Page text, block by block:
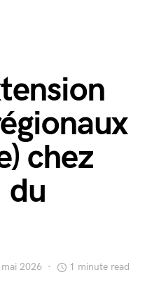
chez
du
2026 1 minute read